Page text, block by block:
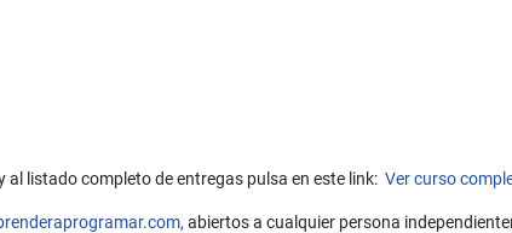
listado completo de entregas pulsa en este link: Ver curso
abiertos a cualquier persona